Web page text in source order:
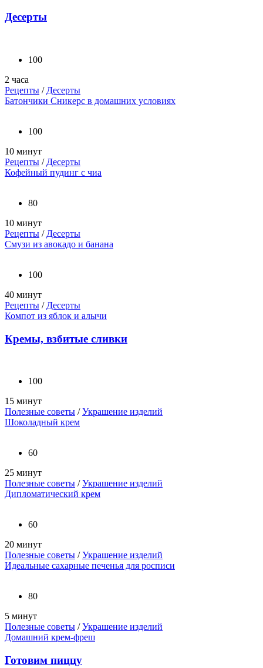
Десерты
100
2 часа
Рецепты / Десерты
Батончики Сникерс в домашних условиях
100
10 минут
Рецепты / Десерты
Кофейный пудинг с чиа
80
10 минут
Рецепты / Десерты
Смузи из авокадо и банана
100
40 минут
Рецепты / Десерты
Компот из яблок и алычи
Кремы, взбитые сливки
100
15 минут
Полезные советы /Украшение изделий
Шоколадный крем
60
25 минут
Полезные советы /Украшение изделий
Дипломатический крем
60
20 минут
Полезные советы /Украшение изделий
Идеальные сахарные печенья для росписи
80
5 минут
Полезные советы /Украшение изделий
Домашний крем-фреш
Готовим пиццу